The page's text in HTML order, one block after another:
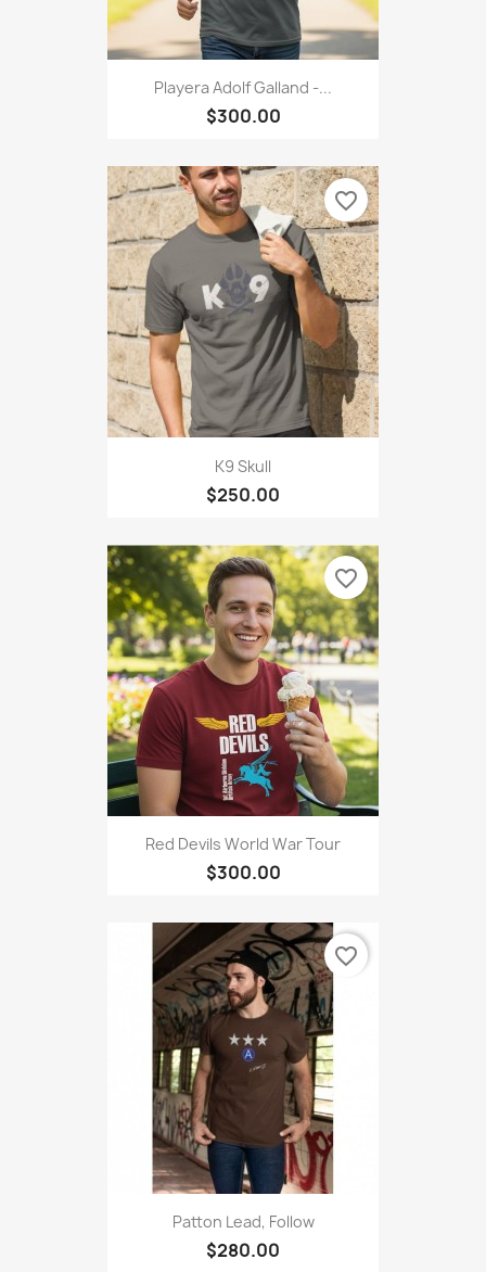
Playera Adolf Galland -...
$300.00
K9 Skull
$250.00
favorite_border
Red Devils World War Tour
$300.00
favorite_border
Patton Lead, Follow
$280.00
favorite_border